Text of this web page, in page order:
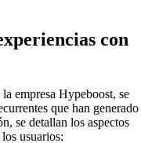
con
empresa Hypeboost, se
que han generado
se detallan los aspectos
usuarios: